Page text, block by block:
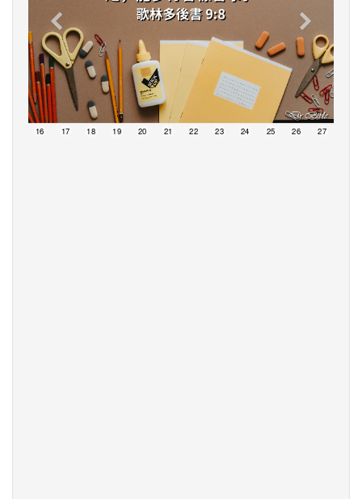
16 17 18 19 20 21 22 23 24 25 26 27